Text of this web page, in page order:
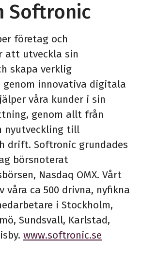
Softronic
företag och
att utveckla sin
skapa verklig
innovativa digitala
våra kunder i sin
genom allt från
nyutveckling till
drift. Softronic grundades
börsnoterat
Nasdaq OMX. Vårt
våra ca 500 drivna, nyfikna
i Stockholm,
Sundsvall, Karlstad,
www.softronic.se